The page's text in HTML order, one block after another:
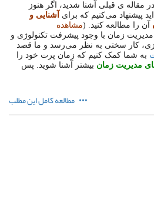
مقاله ی قبلی آشنا شدید، اگر هنوز
پیشنهاد می‌کنیم که برای آشنایی و
آن را مطالعه کنید. (مشاهده
زمان با وجود پیشرفت تکنولوژی و
کار سختی به نظر می‌رسد و ما قصد
به شما کمک کنیم که زمان پرت خود را
مدیریت زمان بیشتر آشنا شوید. پس
مطالعه کامل این مطلب